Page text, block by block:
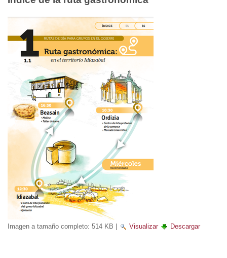
Imagen a tamaño completo: 514 KB | Visualizar Descargar